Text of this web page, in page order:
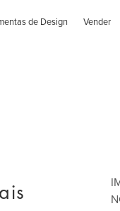
de Design Vender